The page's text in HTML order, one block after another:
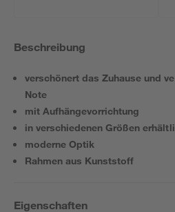
Beschreibung
verschönert das Zuhause und
Note
mit Aufhängevorrichtung
in verschiedenen Größen
moderne Optik
Rahmen aus Kunststoff
Eigenschaften